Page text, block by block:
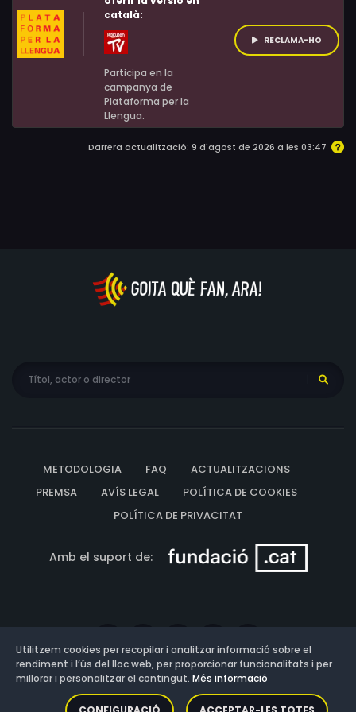
Valeria Sweet, Bridgetta Tomarchio
català:
Participa en la
campanya de
Plataforma per la
Llengua.
RECLAMA-HO
Darrera actualització: 9 d'agost de 2026 a les 03:47
METODOLOGIA FAQ
ACTUALITZACIONS
PREMSA
AVÍS LEGAL
POLÍTICA DE COOKIES
POLÍTICA DE PRIVACITAT
Amb el suport de:
Versió: 3.13.0.202607011342
Utilitzem cookies per recopilar i analitzar informació sobre el
rendiment i l’ús del lloc web, per proporcionar funcionalitats i per
millorar i personalitzar el contingut. Més informació